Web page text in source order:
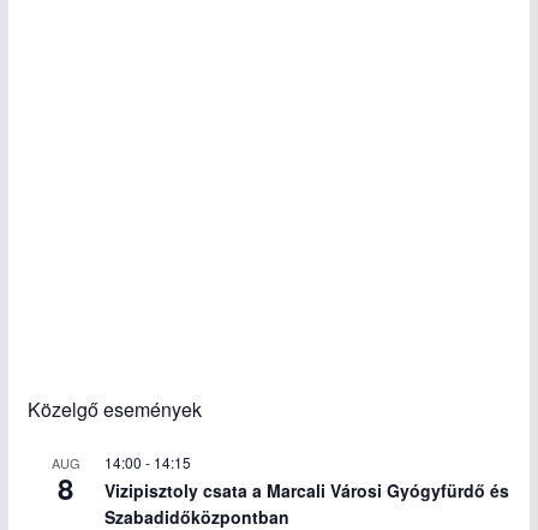
Közelgő események
AUG
8
14:00 - 14:15
Vizipisztoly csata a Marcali Városi Gyógyfürdő és
Szabadidőközpontban